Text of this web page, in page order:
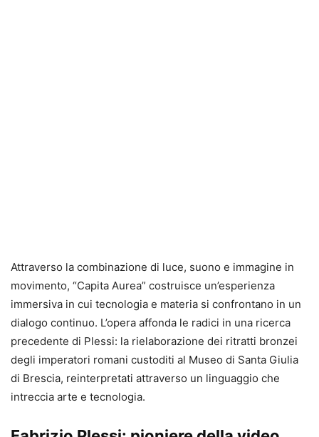
Attraverso la combinazione di luce, suono e immagine in
movimento, “Capita Aurea” costruisce un’esperienza
immersiva in cui tecnologia e materia si confrontano in un
dialogo continuo. L’opera affonda le radici in una ricerca
precedente di Plessi: la rielaborazione dei ritratti bronzei
degli imperatori romani custoditi al Museo di Santa Giulia
di Brescia, reinterpretati attraverso un linguaggio che
intreccia arte e tecnologia.